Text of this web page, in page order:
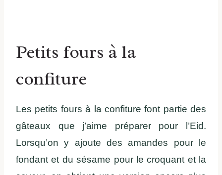
Petits fours à la
confiture
Les petits fours à la confiture font partie des
gâteaux que j’aime préparer pour l’Eid.
Lorsqu’on y ajoute des amandes pour le
fondant et du sésame pour le croquant et la